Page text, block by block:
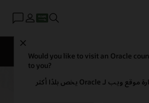
Would you like to visit an Oracle
to you?
هل ترغب في زيارة موقع ويب لـ Oracle يخص بلدًا أكثر